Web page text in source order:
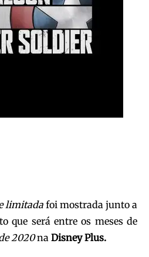
limitada foi mostrada junto a
que será entre os meses de
2020na Disney Plus.